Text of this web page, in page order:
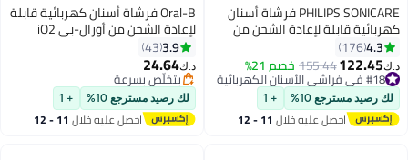
PHILIPS SONICARE فرشاة أسنان
كهربائية قابلة لإعادة الشحن من
SenseIQ وتقنية الذكاء الاصطناعي،
HX9992/21
4.3
176
د.ك‏122.45
155.44خصم 21%
#18 في فراشي الأسنان الكهربائية
#18 في فراشي الأسنان الكهربائية
لك رصيد مسترجع 10% + 1
احصل عليه خلال 11 - 12
Oral-B فرشاة أسنان كهربائية قابلة
لإعادة الشحن من أورال-بي iO2
باللون الأسود
3.9
43
د.ك‏24.64
بتخلّص بسرعة
بتخلّص بسرعة
لك رصيد مسترجع 10% + 1
احصل عليه خلال 11 - 12